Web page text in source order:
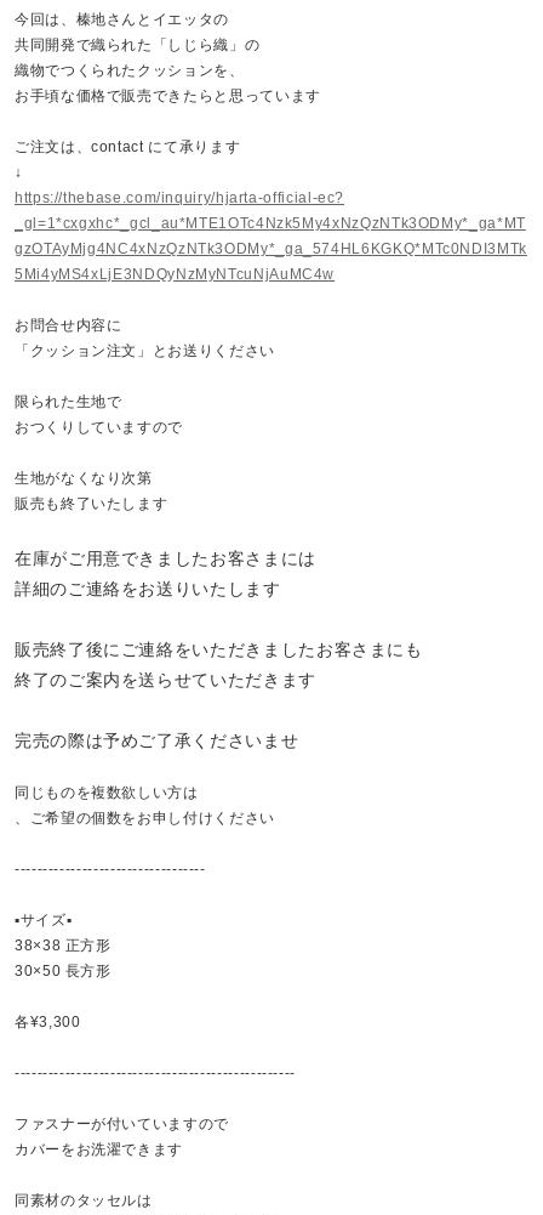
今回は、榛地さんとイエッタの
共同開発で織られた「しじら織」の
織物でつくられたクッションを、
お手頃な価格で販売できたらと思っています
ご注文は、contact にて承ります
↓
https://thebase.com/inquiry/hjarta-official-ec?
_gl=1*cxgxhc*_gcl_au*MTE1OTc4Nzk5My4xNzQzNTk3ODMy*_ga*MT
gzOTAyMjg4NC4xNzQzNTk3ODMy*_ga_574HL6KGKQ*MTc0NDI3MTk
5Mi4yMS4xLjE3NDQyNzMyNTcuNjAuMC4w
お問合せ内容に
「クッション注文」
とお送りください
限られた生地で
おつくりしていますので
生地がなくなり次第
販売も終了いたします
在庫がご用意できましたお客さまには
詳細のご連絡をお送りいたします
販売終了後にご連絡をいただきましたお客さまにも
終了のご案内を送らせていただきます
完売の際は予めご了承くださいませ
同じものを複数欲しい方は
、ご希望の個数を お申し付けください
----------------------------------
▪️サイズ▪️
38×38 正方形
30×50 長方形
各¥3,300
--------------------------------------------------
ファスナーが付いていますので
カバーをお洗濯できます
同素材のタッセルは